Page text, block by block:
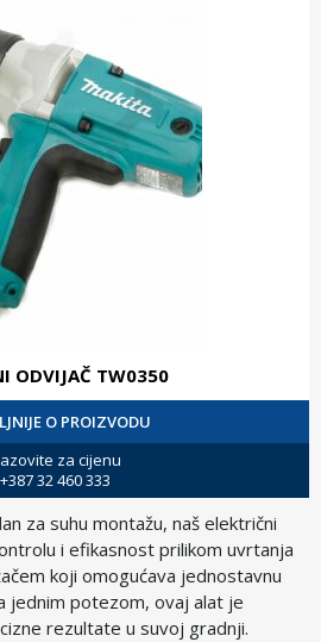
ODVIJAČ TW0350
O PROIZVODU
za cijenu
+387 32 460 333
za suhu montažu, naš električni
i efikasnost prilikom uvrtanja
koji omogućava jednostavnu
jednim potezom, ovaj alat je
rezultate u suvoj gradnji.